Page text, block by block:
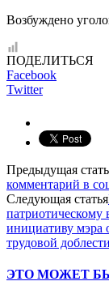
Возбуждено
ПОДЕЛИТЬСЯ
Facebook
Twitter
Предыдущая
комментарий в
Следующая статья
патриотическому
инициативу мэра
трудовой
ЭТО МОЖЕТ